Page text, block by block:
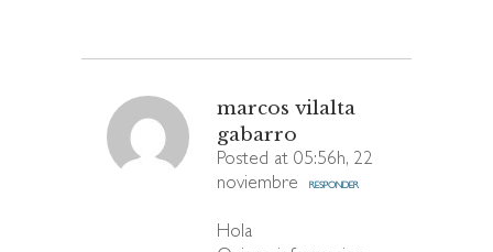
marcos vilalta
gabarro
Posted at 05:56h, 22
noviembre
RESPONDER
Hola